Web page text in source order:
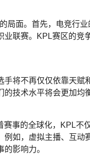
局面。首先，电竞行
联赛。KPL赛区的竞
将不再仅仅依靠天赋
技术水平将会更加均
事的全球化，KPL不
如，虚拟主播、互动
影响力。